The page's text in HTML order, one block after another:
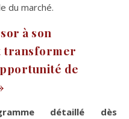
du marché.
à son
transformer
de
détaillé dès